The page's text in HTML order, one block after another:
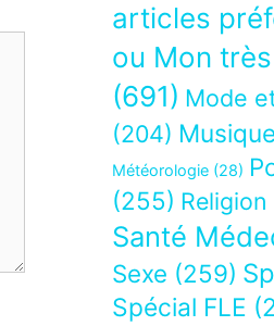
articles
ou Mon
(691) Mode
(204) Musique
Météorologie (28)
(255) Religion
Santé
Sexe (259)
Spécial FLE